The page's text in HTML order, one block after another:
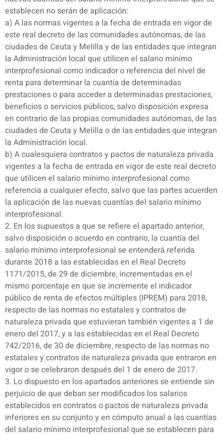
establecen no serán de aplicación:
a) A las normas vigentes a la fecha de entrada en vigor de
este real decreto de las comunidades autónomas, de las
ciudades de Ceuta y Melilla y de las entidades que integran
la Administración local que utilicen el salario mínimo
interprofesional como indicador o referencia del nivel de
renta para determinar la cuantía de determinadas
prestaciones o para acceder a determinadas prestaciones,
beneficios o servicios públicos, salvo disposición expresa
en contrario de las propias comunidades autónomas, de las
ciudades de Ceuta y Melilla o de las entidades que integran
la Administración local.
b) A cualesquiera contratos y pactos de naturaleza privada
vigentes a la fecha de entrada en vigor de este real decreto
que utilicen el salario mínimo interprofesional como
referencia a cualquier efecto, salvo que las partes acuerden
la aplicación de las nuevas cuantías del salario mínimo
interprofesional.
2. En los supuestos a que se refiere el apartado anterior,
salvo disposición o acuerdo en contrario, la cuantía del
salario mínimo interprofesional se entenderá referida
durante 2018 a las establecidas en el Real Decreto
1171/2015, de 29 de diciembre, incrementadas en el
mismo porcentaje en que se incremente el indicador
público de renta de efectos múltiples (IPREM) para 2018,
respecto de las normas no estatales y contratos de
naturaleza privada que estuvieran también vigentes a 1 de
enero del 2017, y a las establecidas en el Real Decreto
742/2016, de 30 de diciembre, respecto de las normas no
estatales y contratos de naturaleza privada que entraron en
vigor o se celebraron después del 1 de enero de 2017.
3. Lo dispuesto en los apartados anteriores se entiende sin
perjuicio de que deban ser modificados los salarios
establecidos en contratos o pactos de naturaleza privada
inferiores en su conjunto y en cómputo anual a las cuantías
del salario mínimo interprofesional que se establecen para